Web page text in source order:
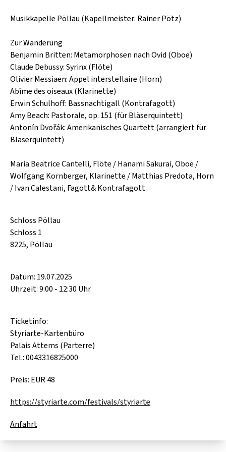
KUNSTGARTEN
KRISTALLWERK
GOLD & PECH THEATER
HARD & HEAVY
SINGER-SONGWRITER
VOLKSMUSIK
KULTURLAND STEIERMARK
Musikkapelle Pöllau (Kapellmeister: Rainer Pötz)
Zur Wanderung
Benjamin Britten: Metamorphosen nach Ovid (Oboe)
Claude Debussy: Syrinx (Flöte)
Olivier Messiaen: Appel interstellaire (Horn)
Abîme des oiseaux (Klarinette)
Erwin Schulhoff: Bassnachtigall (Kontrafagott)
Amy Beach: Pastorale, op. 151 (für Bläserquintett)
Antonín Dvořák: Amerikanisches Quartett (arrangiert für
Bläserquintett)
Maria Beatrice Cantelli, Flöte / Hanami Sakurai, Oboe /
Wolfgang Kornberger, Klarinette / Matthias Predota, Horn
/ Ivan Calestani, Fagott& Kontrafagott
Schloss Pöllau
Schloss 1
8225, Pöllau
Datum: 19.07.2025
Uhrzeit: 9:00 - 12:30 Uhr
Ticketinfo:
Styriarte-Kartenbüro
Palais Attems (Parterre)
Tel.: 0043316825000
Preis: EUR 48
https://styriarte.com/festivals/styriarte
Anfahrt